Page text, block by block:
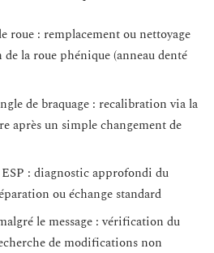
roue : remplacement ou nettoyage
la roue phénique (anneau denté
de braquage : recalibration via la
après un simple changement de
: diagnostic approfondi du
ou échange standard
le message : vérification du
de modifications non